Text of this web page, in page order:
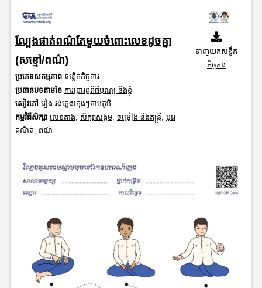
ល្បែងផាត់ពណ៌តែមួយចំពោះលេខដូចគ្នា
(សខ្មៅ/ពណ៌)
ប្រភេទសកម្មភាព សន្លឹកកិច្ចការ
ប្រធានបទតាមខែ ការប្រារព្ធពិធីបុណ្យ និងខ្ញុំ
សៀវភៅ រឿង វង់ភ្លេងក្មេងៗតាមភូមិ
កម្មវិធីសិក្សា លេខតាង សិក្សាសង្គម, ចម្រៀង និងតន្ត្រី បុរេ
គណិត
ពណ៍
ទាញយកសន្លឹក
កិច្ចការ